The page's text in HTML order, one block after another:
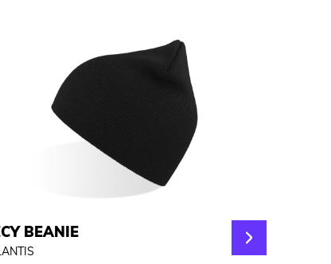
BEANIE